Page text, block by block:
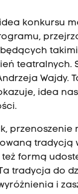
konkursu
teatralnych.
idea
formą
tradycja do
i